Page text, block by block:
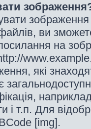
ви
на
які
і т.п. Для
[img].